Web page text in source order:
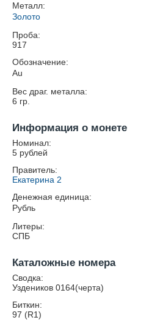
Металл:
Золото
Проба:
917
Обозначение:
Au
Вес драг. металла:
6 гр.
Информация о монете
Номинал:
5 рублей
Правитель:
Екатерина 2
Денежная единица:
Рубль
Литеры:
СПБ
Каталожные номера
Сводка:
Уздеников 0164(черта)
Биткин:
97 (R1)